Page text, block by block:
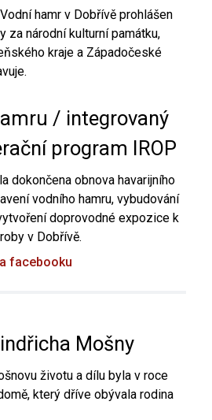
hamr v Dobřívě prohlášen
za národní kulturní památku,
kraje a Západočeské
/ integrovaný
program IROP
dokončena obnova havarijního
vodního hamru, vybudování
doprovodné expozice k
v Dobřívě.
facebooku
Mošny
životu a dílu byla v roce
který dříve obývala rodina